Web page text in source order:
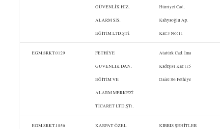
GÜVENLİK HİZ.
ALARM SİS.
EĞİTİM LTD.ŞTi.
Hürriyet Cad.
Kahyaoğlu Ap.
Kat:3 No:11
EGM.SRKT.0129 FETHİYE
GÜVENLİK DAN.
EĞİTİM VE
ALARM MERKEZİ
TİCARET LTD.ŞTi.
Atatürk Cad. İma
Kadrşısı Kat:1/5
Daire:86 Fethiye
EGM.SRKT.1056 KARPAT ÖZEL KIBRIS ŞEHİTLER